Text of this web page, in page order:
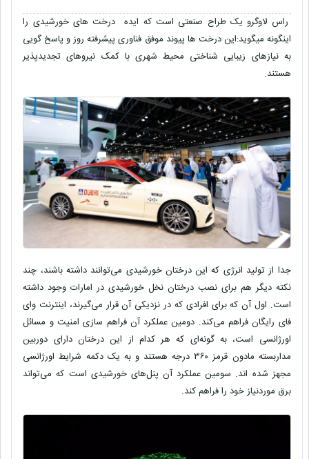
راس لاوگرو یک طراح صنعتی است که ایده درخت های خورشیدی را
اینگونه میگوید:این درخت ها پیوند موفق فناوری پیشرفته روز و پاسخ گویی
به نیاز‌های زیبایی شناختی محیط شهری با کمک نیرو‌های تجدیدپذیر
هستند.
جدا از تولید انرژی که این درختان خورشیدی می‌توانند داشته باشند، چند
نکته دیگر هم برای نصب درختان نخل خورشیدی در امارات وجود داشته
است. اول آن که برای افرادی که در نزدیکی آن قرار می‌گیرند، اینترنت وای
فای رایگان فراهم می‌کند. دومین عملکرد آن فراهم سازی امنیت و مسائل
اورژانسی است، به گونه‌ای که هر کدام از این درختان دارای دوربین
مداربسته مادون قرمز ۳۶۰ درجه هستند و به یک دکمه شرایط اورژانسی
مجهز شده اند. سومین عملکرد آن پنل‌های خورشیدی است که می‌تواند
برق موردنیاز خود را فراهم کند.